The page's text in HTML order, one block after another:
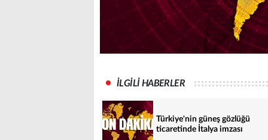
İLGİLİ HABERLER
Türkiye'nin güneş gözlüğü
ticaretinde İtalya imzası